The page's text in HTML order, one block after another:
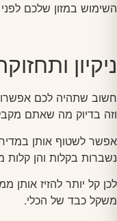
השימוש במזון שלכם
ניקיון
חשוב שתהיה לכם
וזה בדיוק מה שאתם
אפשר לשטוף אותן
נשברות בקלות והן קלות
לכן קל יותר להזיז אותן
משקל כבד של הכלי.